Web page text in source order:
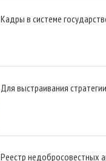
Кадры в системе
Для выстраивания
Реестр недобросовестных